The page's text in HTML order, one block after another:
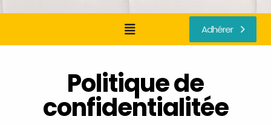
Adhérer
Politique de
confidentialitée